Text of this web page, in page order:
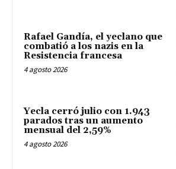
Rafael Gandía, el yeclano que
combatió a los nazis en la
Resistencia francesa
4 agosto 2026
Yecla cerró julio con 1.943
parados tras un aumento
mensual del 2,59%
4 agosto 2026